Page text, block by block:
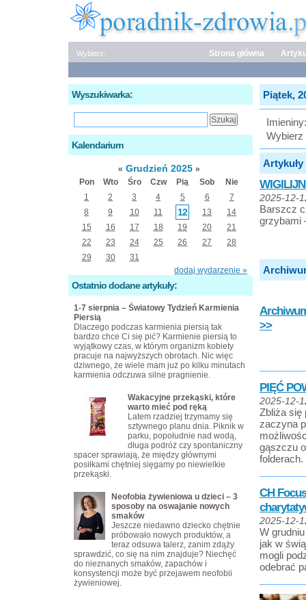
Wybierz: Strona główna
Piątek,
Wybierz
2025-12-
Barszcz
grzybami
>>
PIĘĆ
2025-12-
Zbliża się
zaczyna
gąszczu
folderach.
CH
2025-12-
W
jak w
mogli
odebrać
Wyszukiwarka:
Kalendarium
« Grudzień 2025 »
Pon
Wto Śro Czw Pią Sob
Nie
1
2 3 4 5 6
7
8
9 10 11 12 13
14
15
16 17 18 19 20
21
22
23 24 25 26 27
28
29
30
31
dodaj wydarzenie »
Ostatnio dodane artykuły:
1-7 sierpnia – Światowy Tydzień Karmienia
Piersią
Dlaczego podczas karmienia piersią tak
bardzo chce Ci się pić? Karmienie piersią to
wyjątkowy czas, w którym organizm kobiety
pracuje na najwyższych obrotach. Nic więc
dziwnego, że wiele mam już po kilku minutach
karmienia odczuwa silne pragnienie.
Wakacyjne przekąski, które
warto mieć pod ręką
Latem rzadziej trzymamy się
sztywnego planu dnia. Piknik w
parku, popołudnie nad wodą,
długa podróż czy spontaniczny
spacer sprawiają, że między głównymi
posiłkami chętniej sięgamy po niewielkie
przekąski.
Neofobia żywieniowa u dzieci – 3
sposoby na oswajanie nowych
smaków
Jeszcze niedawno dziecko chętnie
próbowało nowych produktów, a
teraz odsuwa talerz, zanim zdąży
sprawdzić, co się na nim znajduje? Niechęć
do nieznanych smaków, zapachów i
konsystencji może być przejawem neofobii
żywieniowej.